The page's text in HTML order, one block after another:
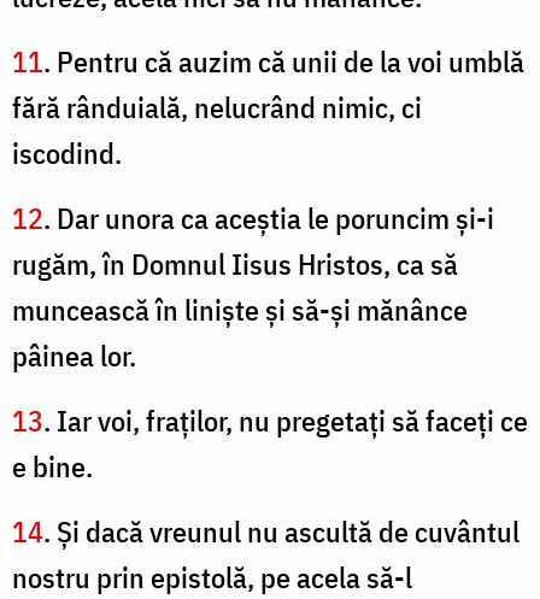
11. Pentru că auzim că unii de la voi umblă
fără rânduială, nelucrând nimic, ci
iscodind.
12. Dar unora ca aceştia le poruncim şi-i
rugăm, în Domnul Iisus Hristos, ca să
muncească în linişte şi să-şi mănânce
pâinea lor.
13. Iar voi, fraţilor, nu pregetaţi să faceţi ce
e bine.
14. Şi dacă vreunul nu ascultă de cuvântul
nostru prin epistolă, pe acela să-l